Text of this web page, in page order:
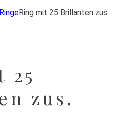
RingeRing mit 25 Brillanten zus.
25
zus.